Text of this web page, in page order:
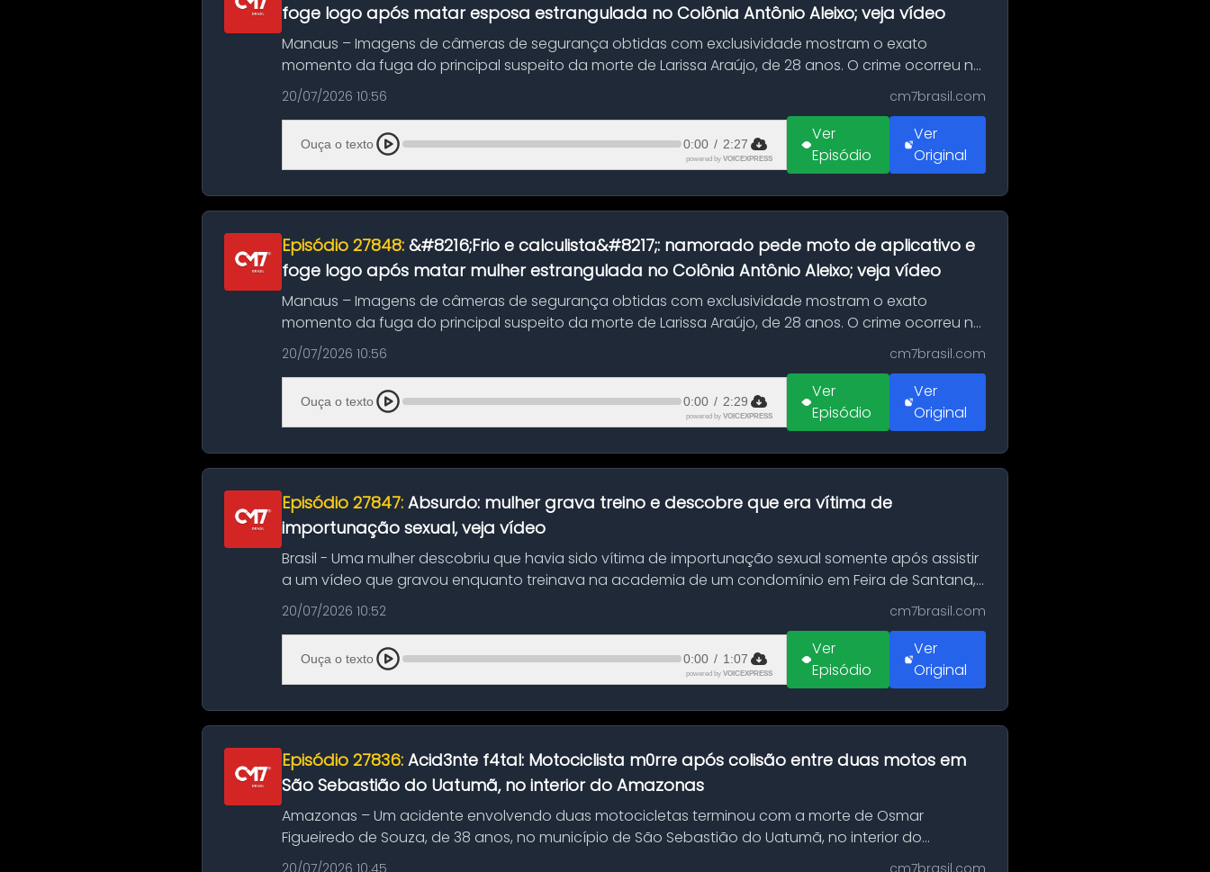
foge logo após matar esposa estrangulada no Colônia Antônio Aleixo; veja vídeo
Manaus – Imagens de câmeras de segurança obtidas com exclusividade mostram o exato
momento da fuga do principal suspeito da morte de Larissa Araújo, de 28 anos. O crime ocorreu na
noite deste último d...
20/07/2026 10:56 cm7brasil.com
Ouça o texto 0:00 / 2:27
powered by VOICEXPRESS
Ver
Episódio
Ver
Original
Episódio 27848: &#8216;Frio e calculista&#8217;: namorado pede moto de aplicativo e
foge logo após matar mulher estrangulada no Colônia Antônio Aleixo; veja vídeo
Manaus – Imagens de câmeras de segurança obtidas com exclusividade mostram o exato
momento da fuga do principal suspeito da morte de Larissa Araújo, de 28 anos. O crime ocorreu na
noite deste último d...
20/07/2026 10:56 cm7brasil.com
Ouça o texto 0:00 / 2:29
powered by VOICEXPRESS
Ver
Episódio
Ver
Original
Episódio 27847: Absurdo: mulher grava treino e descobre que era vítima de
importunação sexual, veja vídeo
Brasil - Uma mulher descobriu que havia sido vítima de importunação sexual somente após assistir
a um vídeo que gravou enquanto treinava na academia de um condomínio em Feira de Santana,
na Bahia. O c...
20/07/2026 10:52 cm7brasil.com
Ouça o texto 0:00 / 1:07
powered by VOICEXPRESS
Ver
Episódio
Ver
Original
Episódio 27836: Acid3nte f4tal: Motociclista m0rre após colisão entre duas motos em
São Sebastião do Uatumã, no interior do Amazonas
Amazonas – Um acidente envolvendo duas motocicletas terminou com a morte de Osmar
Figueiredo de Souza, de 38 anos, no município de São Sebastião do Uatumã, no interior do
Amazonas. A colisão ocorreu n...
20/07/2026 10:45 cm7brasil.com